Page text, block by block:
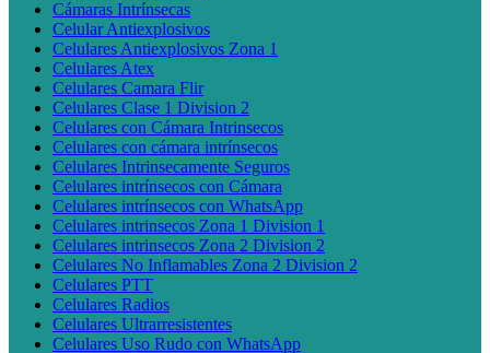
Cámaras Intrínsecas
Celular Antiexplosivos
Celulares Antiexplosivos Zona 1
Celulares Atex
Celulares Camara Flir
Celulares Clase 1 Division 2
Celulares con Cámara Intrinsecos
Celulares con cámara intrínsecos
Celulares Intrinsecamente Seguros
Celulares intrínsecos con Cámara
Celulares intrínsecos con WhatsApp
Celulares intrinsecos Zona 1 Division 1
Celulares intrinsecos Zona 2 Division 2
Celulares No Inflamables Zona 2 Division 2
Celulares PTT
Celulares Radios
Celulares Ultrarresistentes
Celulares Uso Rudo con WhatsApp